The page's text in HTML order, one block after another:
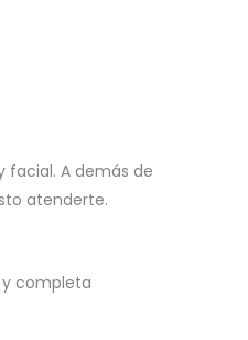
facial. A demás de
atenderte.
completa